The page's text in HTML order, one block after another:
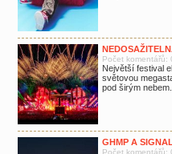
Počet komentářů:
Největší festival
světovou
pod širým nebem.
GHMP A
Počet komentářů: